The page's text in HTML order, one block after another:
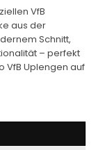
VfB
aus der
Schnitt,
– perfekt
VfB Uplengen auf